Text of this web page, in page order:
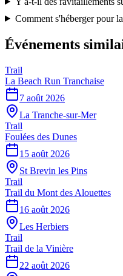
Comment s'héberger pour
Événements
Trail
La Beach Run Tranchaise
7 août 2026
La Tranche-sur-Mer
Trail
Foulées des Dunes
15 août 2026
St Brevin les Pins
Trail
Trail du Mont des Alouettes
16 août 2026
Les Herbiers
Trail
Trail de la Vinière
22 août 2026